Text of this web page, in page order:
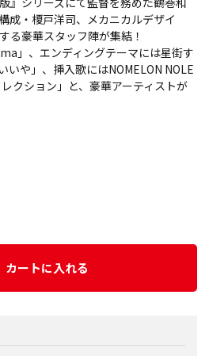
成・榎戸洋司、メカニカルデザイ
る豪華スタッフ陣が集結！
」、エンディングテーマには星街す
いや」、挿入歌にはNOMELON NOLE
クション」と、豪華アーティストが
カートに入れる